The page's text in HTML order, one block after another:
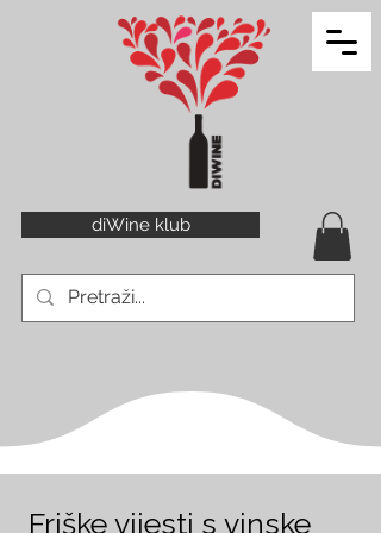
diWine klub
Friške vijesti s vinske